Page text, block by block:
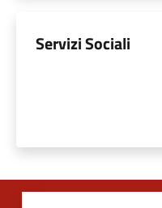
Servizi Sociali